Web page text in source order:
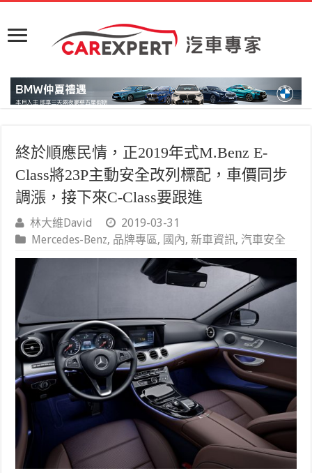
終於順應民情，正2019年式M.Benz E-
Class將23P主動安全改列標配，車價同步
調漲，接下來C-Class要跟進
林大維David
2019-03-31
Mercedes-Benz, 品牌專區, 國內,新車資訊, 汽車安全